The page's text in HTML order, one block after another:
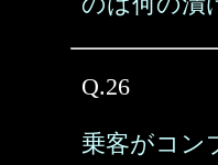
Q.26
乗客がコン